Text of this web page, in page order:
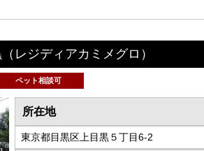
（レジディアカミメグロ）
ペット相談可
所在地
東京都目黒区上目黒５丁目6-2